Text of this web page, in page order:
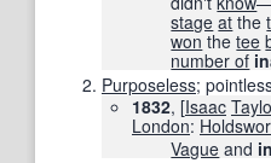
stage at the
won thetee
number of
Purposeless;
1832, [Isaac
London:
Vague and